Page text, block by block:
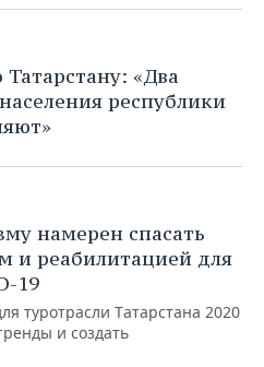
«Два
республики
намерен спасать
и реабилитацией для
19
туротрасли Татарстана 2020
и создать